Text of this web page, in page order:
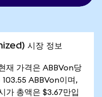
시장 정보
재 가격은 ABBVon당
ABBVon이며,
가 총액은 $3.67만입